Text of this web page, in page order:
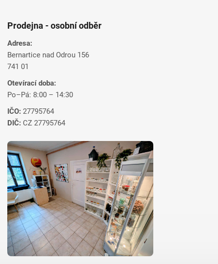
Prodejna - osobní odběr
Adresa:
Bernartice nad Odrou 156
741 01
Otevírací doba:
Po–Pá: 8:00 – 14:30
IČO: 27795764
DIČ: CZ 27795764